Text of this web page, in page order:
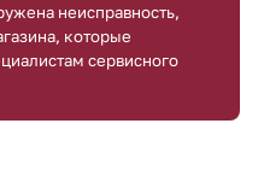
неисправность,
которые
сервисного